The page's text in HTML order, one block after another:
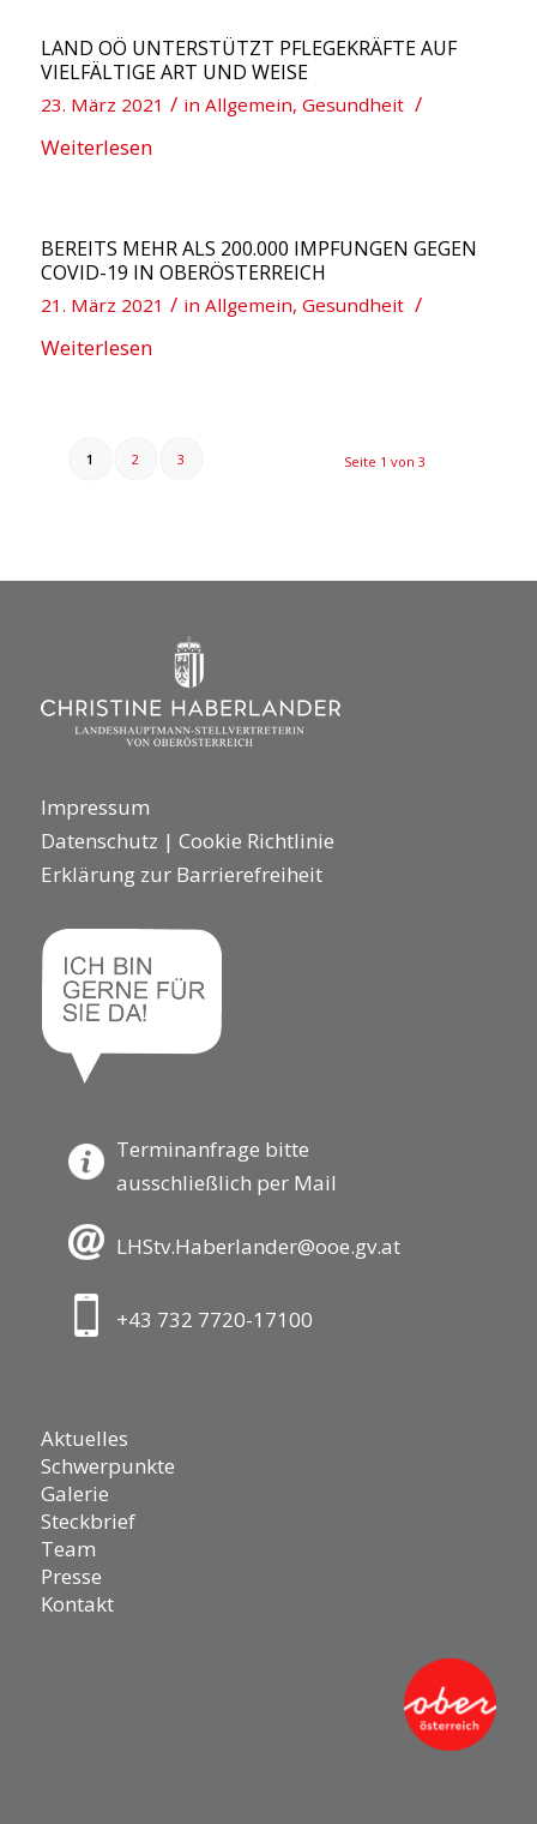
LAND OÖ UNTERSTÜTZT PFLEGEKRÄFTE AUF
VIELFÄLTIGE ART UND WEISE
23. März 2021 / in Allgemein, Gesundheit /
Weiterlesen
BEREITS MEHR ALS 200.000 IMPFUNGEN GEGEN
COVID-19 IN OBERÖSTERREICH
21. März 2021 / in Allgemein, Gesundheit /
Weiterlesen
Seite 1 von 3
1 2 3
Impressum
Datenschutz | Cookie Richtlinie
Erklärung zur Barrierefreiheit
Terminanfrage bitte
ausschließlich per Mail
LHStv.Haberlander@ooe.gv.at
+43 732 7720-17100
Aktuelles
Schwerpunkte
Galerie
Steckbrief
Team
Presse
Kontakt